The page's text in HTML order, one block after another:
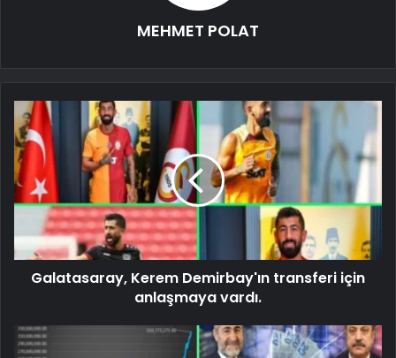
MEHMET POLAT
Galatasaray, Kerem Demirbay'ın transferi için
anlaşmaya vardı.